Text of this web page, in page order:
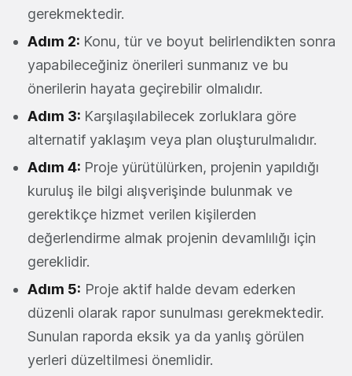
gerekmektedir.
Adım 2: Konu, tür ve boyut belirlendikten sonra
yapabileceğiniz önerileri sunmanız ve bu
önerilerin hayata geçirebilir olmalıdır.
Adım 3: Karşılaşılabilecek zorluklara göre
alternatif yaklaşım veya plan oluşturulmalıdır.
Adım 4: Proje yürütülürken, projenin yapıldığı
kuruluş ile bilgi alışverişinde bulunmak ve
gerektikçe hizmet verilen kişilerden
değerlendirme almak projenin devamlılığı için
gereklidir.
Adım 5: Proje aktif halde devam ederken
düzenli olarak rapor sunulması gerekmektedir.
Sunulan raporda eksik ya da yanlış görülen
yerleri düzeltilmesi önemlidir.